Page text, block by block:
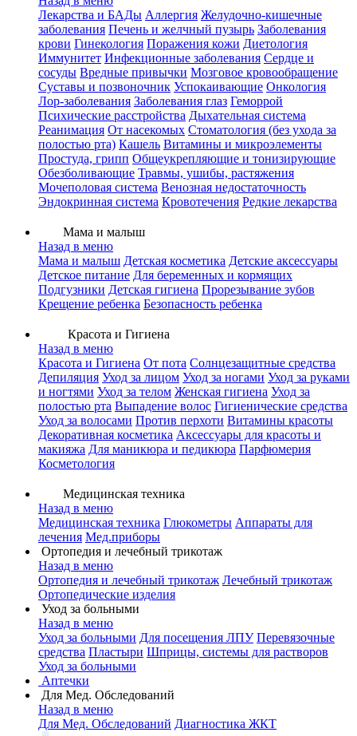
Лекарства и БАДы Аллергия Желудочно-кишечные
заболевания Печень и желчный пузырь Заболевания
крови Гинекология Поражения кожи Диетология
Иммунитет Инфекционные заболевания Сердце и
сосуды Вредные привычки Мозговое кровообращение
Суставы и позвоночник Успокаивающие Онкология
Лор-заболевания Заболевания глаз Геморрой
Психические расстройства Дыхательная система
Реанимация От насекомых Стоматология (без ухода за
полостью рта) Кашель Витамины и микроэлементы
Простуда, грипп Общеукрепляющие и тонизирующие
Обезболивающие Травмы, ушибы, растяжения
Мочеполовая система Венозная недостаточность
Эндокринная система Кровотечения Редкие лекарства
Мама и малыш
Назад в меню
Мама и малыш Детская косметика Детские аксессуары
Детское питание Для беременных и кормящих
Подгузники Детская гигиена Прорезывание зубов
Крещение ребенка Безопасность ребенка
Красота и Гигиена
Назад в меню
Красота и Гигиена От пота Солнцезащитные средства
Депиляция Уход за лицом Уход за ногами Уход за руками
и ногтями Уход за телом Женская гигиена Уход за
полостью рта Выпадение волос Гигиенические средства
Уход за волосами Против перхоти Витамины красоты
Декоративная косметика Аксессуары для красоты и
макияжа Для маникюра и педикюра Парфюмерия
Косметология
Медицинская техника
Назад в меню
Медицинская техника Глюкометры Аппараты для
лечения Мед.приборы
Ортопедия и лечебный трикотаж
Назад в меню
Ортопедия и лечебный трикотаж Лечебный трикотаж
Ортопедические изделия
Уход за больными
Назад в меню
Уход за больными Для посещения ЛПУ Перевязочные
средства Пластыри Шприцы, системы для растворов
Уход за больными
Аптечки
Для Мед. Обследований
Назад в меню
Для Мед. Обследований Диагностика ЖКТ